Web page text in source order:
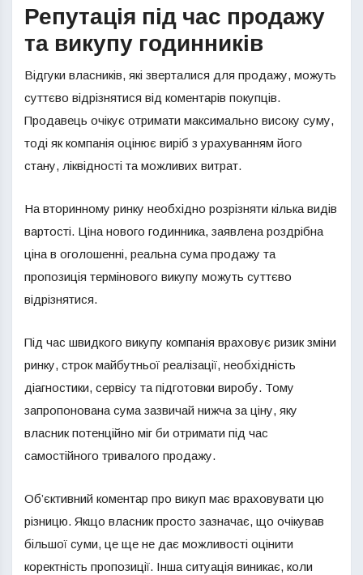
Репутація під час продажу
та викупу годинників
Відгуки власників, які зверталися для продажу, можуть
суттєво відрізнятися від коментарів покупців.
Продавець очікує отримати максимально високу суму,
тоді як компанія оцінює виріб з урахуванням його
стану, ліквідності та можливих витрат.
На вторинному ринку необхідно розрізняти кілька видів
вартості. Ціна нового годинника, заявлена роздрібна
ціна в оголошенні, реальна сума продажу та
пропозиція термінового викупу можуть суттєво
відрізнятися.
Під час швидкого викупу компанія враховує ризик зміни
ринку, строк майбутньої реалізації, необхідність
діагностики, сервісу та підготовки виробу. Тому
запропонована сума зазвичай нижча за ціну, яку
власник потенційно міг би отримати під час
самостійного тривалого продажу.
Об’єктивний коментар про викуп має враховувати цю
різницю. Якщо власник просто зазначає, що очікував
більшої суми, це ще не дає можливості оцінити
коректність пропозиції. Інша ситуація виникає, коли